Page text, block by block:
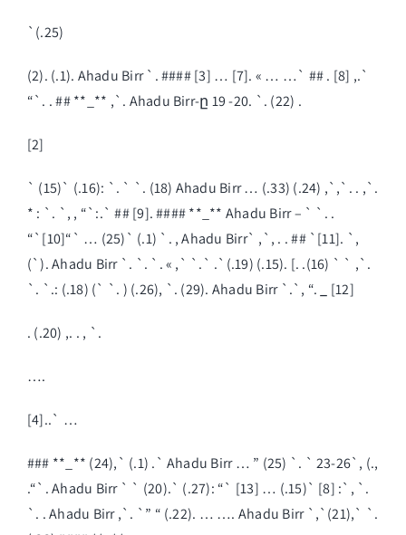
`(.25)
(2). (.1). Ahadu Birr `. #### [3] … [7]. « … …` ## . [8] ,.`
“`. . ## **_** ,`. Ahadu Birr-ը 19 -20. `. (22) .
[2]
` (15)` (.16): `. ` `. (18) Ahadu Birr … (.33) (.24) ,`,`. . ,`.
* : `. `, , “`:.` ## [9]. #### **_** Ahadu Birr – ` `. .
“`[10]“` … (25)` (.1) `. , Ahadu Birr` ,`, . . ## `[11]. `,
(`). Ahadu Birr `. `. `. « ,` `.` .`(.19) (.15). [. .(16) ` ` ,`.
`. `.: (.18) (` `. ) (.26), `. (29). Ahadu Birr `.`, “.
[12]
. (.20) ,. . , `.
….
[4]..` …
### **_** (24),` (.1) .` Ahadu Birr … ” (25) `. ` 23-26`, (.,
.“`. Ahadu Birr ` ` (20).` (.27): “` [13] … (.15)` [8] :`, `.
`. . Ahadu Birr ,`. `” “ (.22). … …. Ahadu Birr `,`(21),` `.